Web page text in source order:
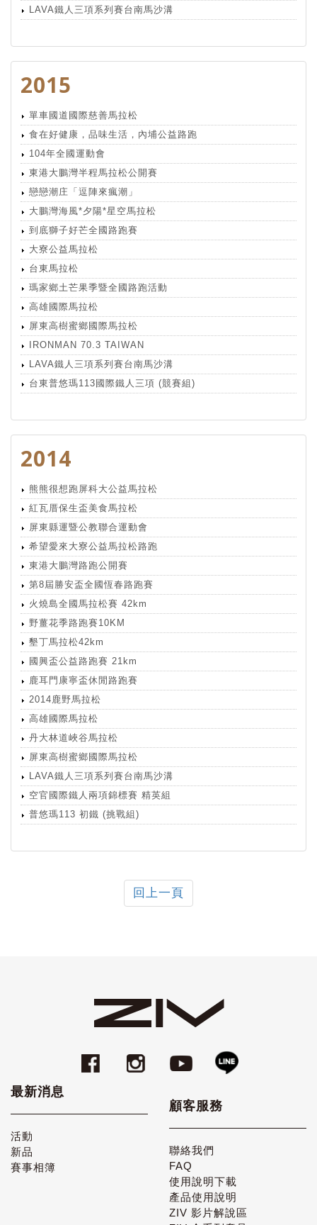
LAVA鐵人三項系列賽台南馬沙溝
2015
單車國道國際慈善馬拉松
食在好健康，品味生活，內埔公益路跑
104年全國運動會
東港大鵬灣半程馬拉松公開賽
戀戀潮庄「逗陣來瘋潮」
大鵬灣海風*夕陽*星空馬拉松
到底獅子好芒全國路跑賽
大寮公益馬拉松
台東馬拉松
瑪家鄉土芒果季暨全國路跑活動
高雄國際馬拉松
屏東高樹蜜鄉國際馬拉松
IRONMAN 70.3 TAIWAN
LAVA鐵人三項系列賽台南馬沙溝
台東普悠瑪113國際鐵人三項 (競賽組)
2014
熊熊很想跑屏科大公益馬拉松
紅瓦厝保生盃美食馬拉松
屏東縣運暨公教聯合運動會
希望愛來大寮公益馬拉松路跑
東港大鵬灣路跑公開賽
第8屆勝安盃全國恆春路跑賽
火燒島全國馬拉松賽 42km
野薑花季路跑賽10KM
墾丁馬拉松42km
國興盃公益路跑賽 21km
鹿耳門康寧盃休閒路跑賽
2014鹿野馬拉松
高雄國際馬拉松
丹大林道峽谷馬拉松
屏東高樹蜜鄉國際馬拉松
LAVA鐵人三項系列賽台南馬沙溝
空官國際鐵人兩項錦標賽 精英組
普悠瑪113 初鐵 (挑戰組)
回上一頁
最新消息
活動
新品
賽事相簿
顧客服務
聯絡我們
FAQ
使用說明下載
產品使用說明
ZIV 影片解說區